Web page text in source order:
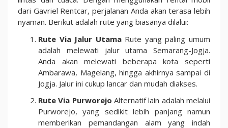
dari Gavriel Rentcar, perjalanan Anda akan terasa lebih
nyaman. Berikut adalah rute yang biasanya dilalui:
Rute Via Jalur UtamaRute yang paling umum
adalah melewati jalur utama Semarang-Jogja.
Anda akan melewati beberapa kota seperti
Ambarawa, Magelang, hingga akhirnya sampai di
Jogja. Jalur ini cukup lancar dan mudah diakses.
Rute Via Purworejo Alternatif lain adalah melalui
Purworejo, yang sedikit lebih panjang namun
memberikan pemandangan alam yang indah